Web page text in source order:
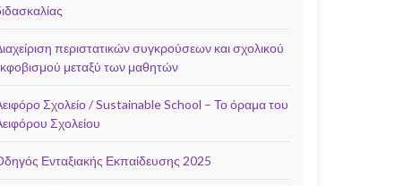
περιστατικών συγκρούσεων και σχολικού
μεταξύ των μαθητών
Σχολείο / Sustainable School – Το όραμα του
Σχολείου
Ενταξιακής Εκπαίδευσης 2025